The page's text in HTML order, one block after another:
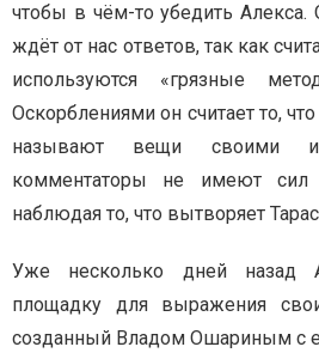
чтобы в чём-то убедить Алекса.
ждёт от нас ответов, так как
используются «грязные
Оскорблениями он считает то,
называют вещи своими
комментаторы не имеют сил
наблюдая то, что вытворяет
Уже несколько дней назад
площадку для выражения
созданный Владом Ошариным с